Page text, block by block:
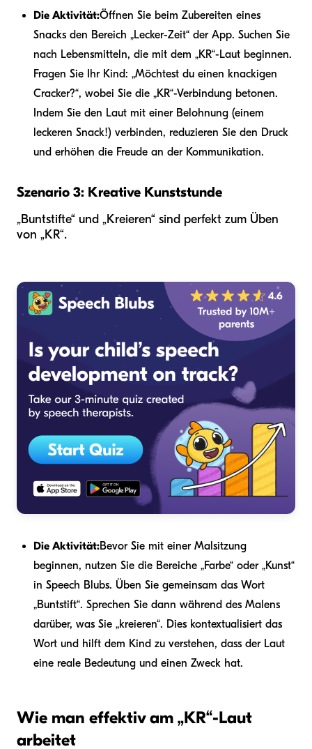
Die Aktivität:Öffnen Sie beim Zubereiten eines
Snacks den Bereich „Lecker-Zeit“ der App. Suchen Sie
nach Lebensmitteln, die mit dem „KR“-Laut beginnen.
Fragen Sie Ihr Kind: „Möchtest du einen knackigen
Cracker?“, wobei Sie die „KR“-Verbindung betonen.
Indem Sie den Laut mit einer Belohnung (einem
leckeren Snack!) verbinden, reduzieren Sie den Druck
und erhöhen die Freude an der Kommunikation.
Szenario 3: Kreative Kunststunde
„Buntstifte“ und „Kreieren“ sind perfekt zum Üben
von „KR“.
Die Aktivität:Bevor Sie mit einer Malsitzung
beginnen, nutzen Sie die Bereiche „Farbe“ oder „Kunst“
in Speech Blubs. Üben Sie gemeinsam das Wort
„Buntstift“. Sprechen Sie dann während des Malens
darüber, was Sie „kreieren“. Dies kontextualisiert das
Wort und hilft dem Kind zu verstehen, dass der Laut
eine reale Bedeutung und einen Zweck hat.
Wie man effektiv am „KR“-Laut
arbeitet